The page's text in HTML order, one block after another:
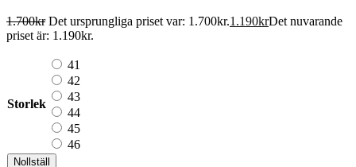
1.700kr Det ursprungliga priset var: 1.700kr.1.190krDet nuvarande
priset är: 1.190kr.
Storlek
41
42
43
44
45
46
Nollställ